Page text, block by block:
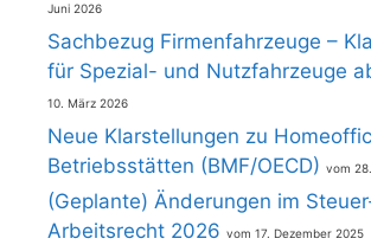
Juni 2026
Sachbezug Firmenfahrzeuge –
für Spezial- und Nutzfahrzeuge
10. März 2026
Neue Klarstellungen zu
Betriebsstätten (BMF/OECD)
(Geplante) Änderungen im
Arbeitsrecht 2026
17. Dezember 2025